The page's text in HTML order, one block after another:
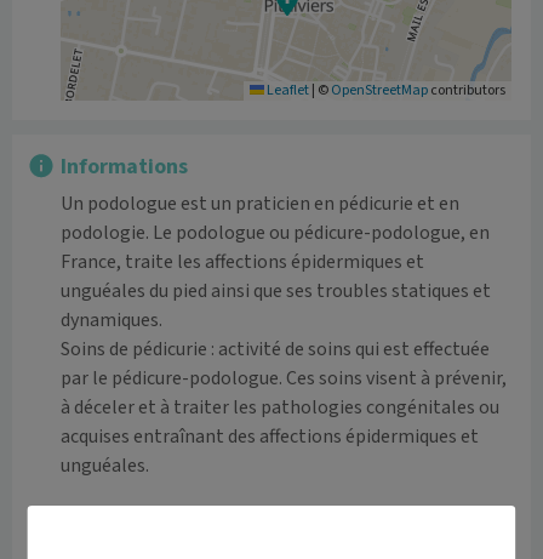
Leaflet| ©OpenStreetMapcontributors
Informations
Un podologue est un praticien en pédicurie et en
podologie. Le podologue ou pédicure-podologue, en
France, traite les affections épidermiques et
unguéales du pied ainsi que ses troubles statiques et
dynamiques.
Soins de pédicurie : activité de soins qui est effectuée
par le pédicure-podologue. Ces soins visent à prévenir,
à déceler et à traiter les pathologies congénitales ou
acquises entraînant des affections épidermiques et
unguéales.